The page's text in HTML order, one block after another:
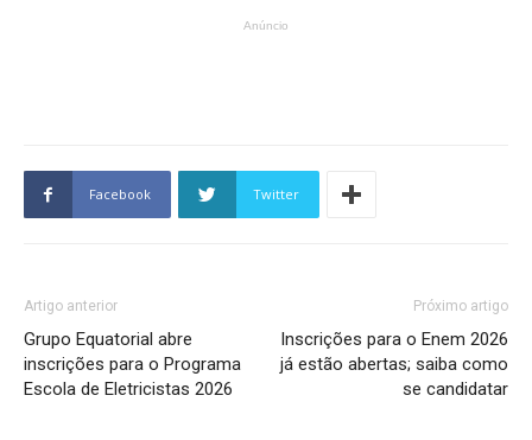
Anúncio
Facebook Twitter
Artigo anterior
Grupo Equatorial abre
inscrições para o Programa
Escola de Eletricistas 2026
Próximo artigo
Inscrições para o Enem 2026
já estão abertas; saiba como
se candidatar